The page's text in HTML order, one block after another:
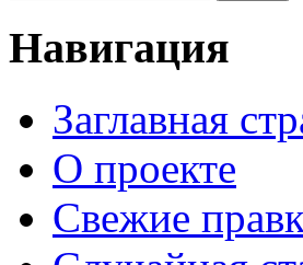
Навигация
Заглавная
О проекте
Свежие